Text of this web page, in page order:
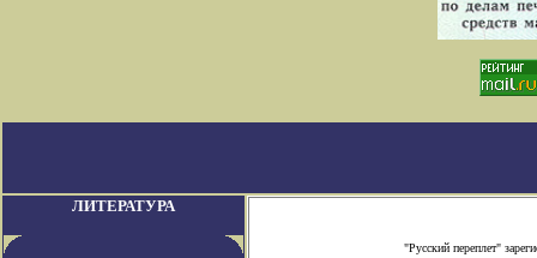
ЛИТЕРАТУРА
"Русский переплет"